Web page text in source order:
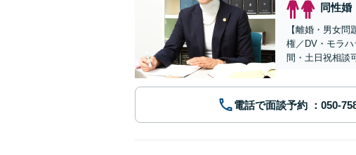
同性婚
【離婚・男女
権／DV・モラ
間・土日祝相談
電話で面談予約